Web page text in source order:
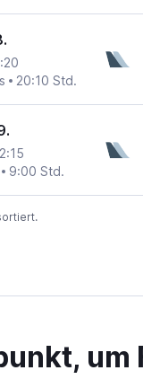
20:10 Std.
9:00 Std.
um